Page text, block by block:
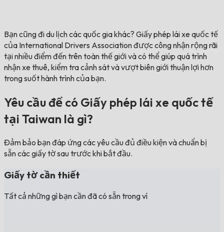
Bạn cũng đi du lịch các quốc gia khác? Giấy phép lái xe quốc tế
của International Drivers Association được công nhận rộng rãi
tại nhiều điểm đến trên toàn thế giới và có thể giúp quá trình
nhận xe thuê, kiểm tra cảnh sát và vượt biên giới thuận lợi hơn
trong suốt hành trình của bạn.
Yêu cầu để có Giấy phép lái xe quốc tế
tại Taiwan là gì?
Đảm bảo bạn đáp ứng các yêu cầu đủ điều kiện và chuẩn bị
sẵn các giấy tờ sau trước khi bắt đầu.
Giấy tờ cần thiết
Tất cả những gì bạn cần đã có sẵn trong ví